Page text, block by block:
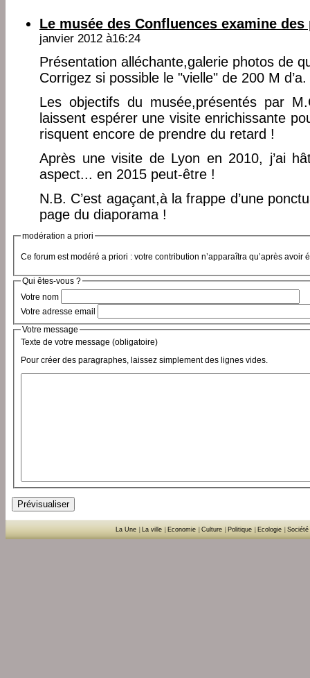
Le musée des Confluences examine
janvier 2012 à16:24
Présentation alléchante,galerie photos de
Corrigez si possible le "vielle" de 200 M
Les objectifs du musée,présentés par
laissent espérer une visite enrichissante
risquent encore de prendre du retard !
Après une visite de Lyon en 2010, j’ai
aspect... en 2015 peut-être !
N.B. C’est agaçant,à la frappe d’une
page du diaporama !
modération a priori
Ce forum est modéré a priori : votre contribution n’apparaîtra qu’après avoir
Qui êtes-vous ?
Votre nom
Votre adresse email
Votre message
Texte de votre message (obligatoire)
Pour créer des paragraphes, laissez simplement des lignes vides.
La Une La ville Economie Culture Politique Ecologie Société